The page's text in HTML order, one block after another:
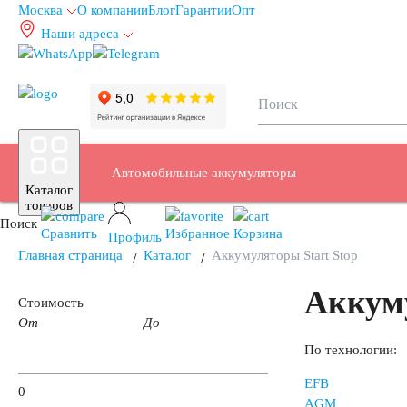
Москва О компанииБлогГарантииОпт
Наши адреса
Каталог
товаров
Автомобильные аккумуляторы
Аккумуляторы для легковых автомобилей
Поиск
Сравнить Профиль Избранное Корзина
Главная страница
Каталог Аккумуляторы Start Stop
Стоимость
От
До
0
По технологии:
EFB
AGM